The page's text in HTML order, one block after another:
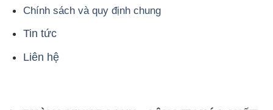
Chính sách và quy định chung
Tin tức
Liên hệ